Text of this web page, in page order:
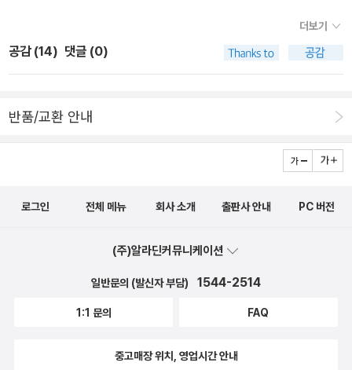
해야겠다. 심리서에서는 <우리는 꼬리치기 위해 탄생했다>가 개인적
으로 가장 끌린다. 본디 사랑과 번식이 우리의 심리를 지배한다는 것
인가? 일본의 잘나가는 철학자 우치다 타츠루의 <혼자 못사는것도
다룬 글을 뽑아 실었다고 한다. 은행나무의 '마이크로 인문학'
은주가 썼다. 비슷한 시리즈로 '유럽정신사' 시리즈가 나올 모양이다.
플라톤 전집의 2판들이 속속 나온다. 오탈자를 바로잡은 것 같다. 예
경전이 번역됐다. <아함경>이 그 실체인데 학담스님이란 분이 번역
했다고 한다. 총 페이지수만해도 만페이지를 훌쩍 넘는 대작이다. 그
의 정치학>은 문화이론신서의 새 책이다. 제목은 정치학이지만 인문
반감기>는 '응용 수학, 역사, 진화 생물학, 언어학 및 인지 과학, 천문
더보기
공감 (14) 댓글 (0)
반품/교환 안내
로그인 전체 메뉴 회사 소개 출판사 안내 PC 버전
(주)알라딘커뮤니케이션
일반문의 (발신자 부담) 1544-2514
1:1 문의 FAQ
중고매장 위치, 영업시간 안내